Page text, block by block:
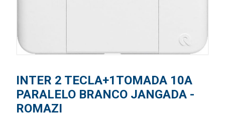
INTER 2 TECLA+1TOMADA 10A
PARALELO BRANCO JANGADA -
ROMAZI